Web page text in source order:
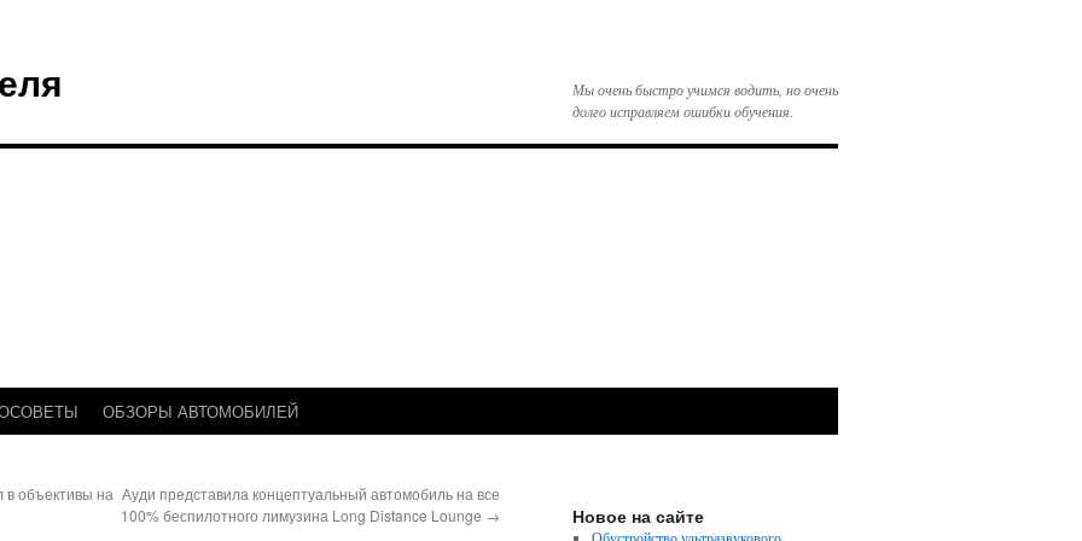
Мы очень быстро учимся водить, но очень
долго исправляем ошибки обучения.
ОБЗОРЫ АВТОМОБИЛЕЙ
объективы на Ауди представила концептуальный автомобиль на все
100% беспилотного лимузина Long Distance Lounge → Новое на сайте